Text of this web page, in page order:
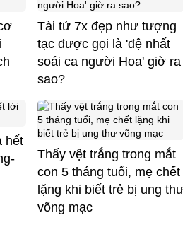
Tài tử 7x đẹp như tượng
tạc được gọi là 'đệ nhất
soái ca người Hoa' giờ ra
sao?
hết
Thấy vệt trắng trong mắt
con 5 tháng tuổi, mẹ chết
lặng khi biết trẻ bị ung thư
võng mạc